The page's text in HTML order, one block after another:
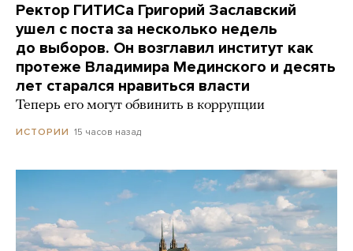
Ректор ГИТИСа Григорий Заславский
ушел с поста за несколько недель
до выборов. Он возглавил институт как
протеже Владимира Мединского и десять
лет старался нравиться власти
Теперь его могут обвинить в коррупции
ИСТОРИИ 15 часов назад